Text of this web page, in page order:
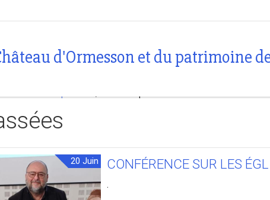
d'Ormesson et du patrimoine
20 Juin CONFÉRENCE SUR LES
.